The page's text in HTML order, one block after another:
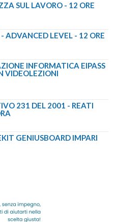
SUL LAVORO - 12 ORE
ADVANCED LEVEL - 12 ORE
INFORMATICA EIPASS
VIDEOLEZIONI
231 DEL 2001 - REATI
GENIUSBOARD IMPARI